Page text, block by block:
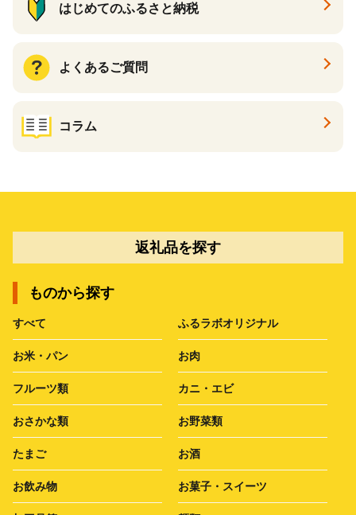
はじめてのふるさと納税
よくあるご質問
コラム
返礼品を探す
ものから探す
すべて ふるラボオリジナル
お米・パン お肉
フルーツ類 カニ・エビ
おさかな類 お野菜類
たまご お酒
お飲み物 お菓子・スイーツ